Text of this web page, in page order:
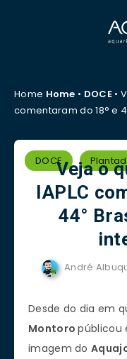
Home Home • DOCE•
comentaram do 18° e
DOCEVeja o
IAPLC
44°
André
Desde do dia em
Montoropúblicou
imagem do